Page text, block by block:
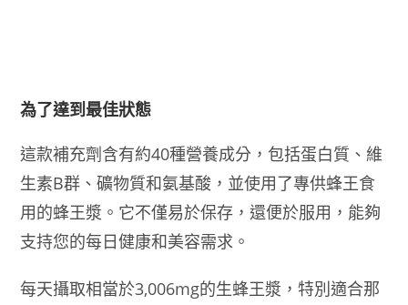
為了達到最佳狀態
這款補充劑含有約40種營養成分，包括蛋白質、維
生素B群、礦物質和氨基酸，並使用了專供蜂王食
用的蜂王漿。它不僅易於保存，還便於服用，能夠
支持您的每日健康和美容需求。
每天攝取相當於3,006mg的生蜂王漿，特別適合那